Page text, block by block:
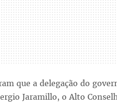
que a delegação do
Jaramillo, o Alto